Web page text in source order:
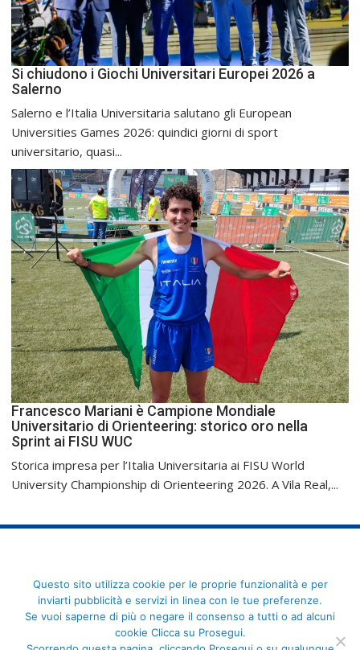
Si chiudono i Giochi Universitari Europei 2026 a
Salerno
Salerno e l’Italia Universitaria salutano gli European
Universities Games 2026: quindici giorni di sport
universitario, quasi...
Francesco Mariani è Campione Mondiale
Universitario di Orienteering: storico oro nella
Sprint ai FISU WUC
Storica impresa per l’Italia Universitaria ai FISU World
University Championship di Orienteering 2026. A Vila Real,...
FederCUSI: Federazione Italiana dello Sport Universitario - Via
Angelo Brofferio, 7 - 00195 Roma - C.F. 80109270589
Questo sito utilizza cookie per le proprie funzionalità e per
inviarti pubblicità e servizi in linea con le tue preferenze.
Se vuoi saperne di più o negare il consenso a tutti o ad alcuni
cookie Clicca su Prosegui.